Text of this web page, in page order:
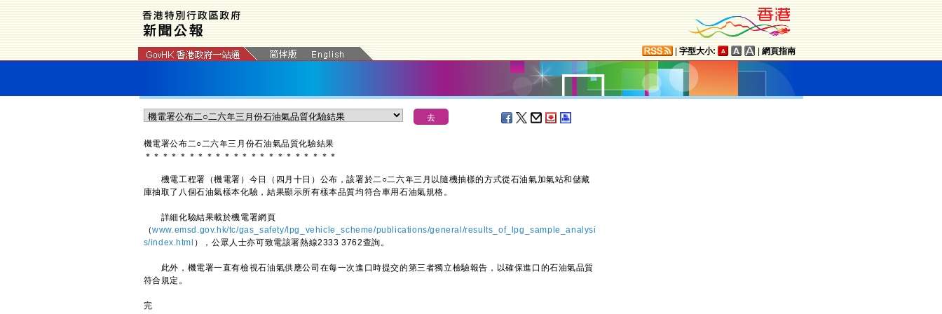
字型大小: 網頁指南
機電署公布二○二六年三月份石油氣品質化驗結果
＊ ＊ ＊ ＊ ＊ ＊ ＊ ＊ ＊ ＊ ＊ ＊ ＊ ＊ ＊ ＊ ＊ ＊ ＊ ＊ ＊ ＊
機電工程署（機電署）今日（四月十日）公布，該署於二○二六年三月以隨機抽樣的方式從石油氣加氣站和儲藏
庫抽取了八個石油氣樣本化驗，結果顯示所有樣本品質均符合車用石油氣規格。
詳細化驗結果載於機電署網頁
（www.emsd.gov.hk/tc/gas_safety/lpg_vehicle_scheme/publications/general/results_of_lpg_sample_analysi
s/index.html ），公眾人士亦可致電該署熱線2333 3762查詢。
此外，機電署一直有檢視石油氣供應公司在每一次進口時提交的第三者獨立檢驗報告，以確保進口的石油氣品質
符合規定。
完